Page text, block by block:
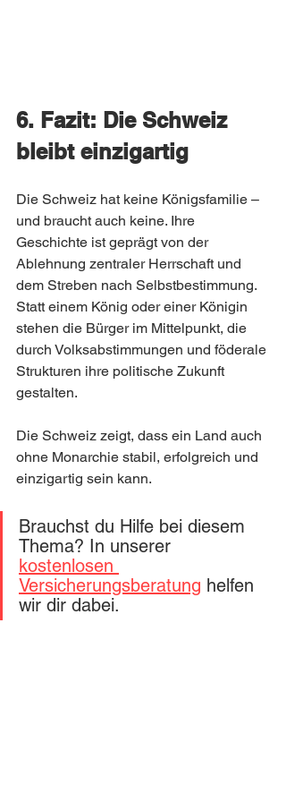
6. Fazit: Die Schweiz
bleibt einzigartig
Die Schweiz hat keine Königsfamilie –
und braucht auch keine. Ihre
Geschichte ist geprägt von der
Ablehnung zentraler Herrschaft und
dem Streben nach Selbstbestimmung.
Statt einem König oder einer Königin
stehen die Bürger im Mittelpunkt, die
durch Volksabstimmungen und föderale
Strukturen ihre politische Zukunft
gestalten.
Die Schweiz zeigt, dass ein Land auch
ohne Monarchie stabil, erfolgreich und
einzigartig sein kann.
Brauchst du Hilfe bei diesem
Thema? In unserer
kostenlosen
Versicherungsberatung helfen
wir dir dabei.